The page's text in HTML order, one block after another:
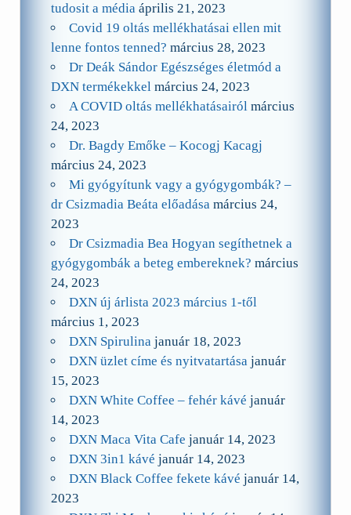
tudosit a média április 21, 2023
Covid 19 oltás mellékhatásai ellen mit
lenne fontos tenned? március 28, 2023
Dr Deák Sándor Egészséges életmód a
DXN termékekkel március 24, 2023
A COVID oltás mellékhatásairól március
24, 2023
Dr. Bagdy Emőke – Kocogj Kacagj
március 24, 2023
Mi gyógyítunk vagy a gyógygombák? –
dr Csizmadia Beáta előadása március 24,
2023
Dr Csizmadia Bea Hogyan segíthetnek a
gyógygombák a beteg embereknek? március
24, 2023
DXN új árlista 2023 március 1-től
március 1, 2023
DXN Spirulina január 18, 2023
DXN üzlet címe és nyitvatartása január
15, 2023
DXN White Coffee – fehér kávé január
14, 2023
DXN Maca Vita Cafe január 14, 2023
DXN 3in1 kávé január 14, 2023
DXN Black Coffee fekete kávé január 14,
2023